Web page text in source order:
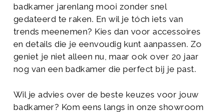
badkamer jarenlang mooi zonder snel
gedateerd te raken. En wil je tóch iets van
trends meenemen? Kies dan voor accessoires
en details die je eenvoudig kunt aanpassen. Zo
geniet je niet alleen nu, maar ook over 20 jaar
nog van een badkamer die perfect bij je past.
Wil je advies over de beste keuzes voor jouw
badkamer? Kom eens langs in onze showroom